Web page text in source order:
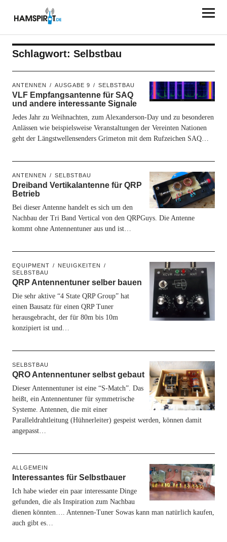
HAMSPIRIT.DE
Schlagwort: Selbstbau
ANTENNEN AUSGABE 9 SELBSTBAU
VLF Empfangsantenne für SAQ
und andere interessante Signale
Jedes Jahr zu Weihnachten, zum Alexanderson-Day und zu besonderen
Anlässen wie beispielsweise Veranstaltungen der Vereinten Nationen
geht der Längstwellensenders Grimeton mit dem Rufzeichen SAQ…
ANTENNEN SELBSTBAU
Dreiband Vertikalantenne für QRP
Betrieb
Bei dieser Antenne handelt es sich um den
Nachbau der Tri Band Vertical von den QRPGuys. Die Antenne
kommt ohne Antennentuner aus und ist…
EQUIPMENT
NEUIGKEITEN
SELBSTBAU
QRP Antennentuner selber bauen
Die sehr aktive “4 State QRP Group” hat
einen Bausatz für einen QRP Tuner
herausgebracht, der für 80m bis 10m
konzipiert ist und…
SELBSTBAU
QRO Antennentuner selbst gebaut
Dieser Antennentuner ist eine “S-Match”. Das
heißt, ein Antennentuner für symmetrische
Systeme. Antennen, die mit einer
Paralleldrahtleitung (Hühnerleiter) gespeist werden, können damit
angepasst…
ALLGEMEIN
Interessantes für Selbstbauer
Ich habe wieder ein paar interessante Dinge
gefunden, die als Inspiration zum Nachbau
dienen könnten…. Antennen-Tuner Sowas kann man natürlich kaufen,
auch gibt es…